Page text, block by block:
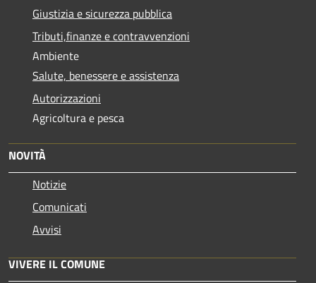
Giustizia e sicurezza pubblica
Tributi,finanze e contravvenzioni
Ambiente
Salute, benessere e assistenza
Autorizzazioni
Agricoltura e pesca
NOVITÀ
Notizie
Comunicati
Avvisi
VIVERE IL COMUNE